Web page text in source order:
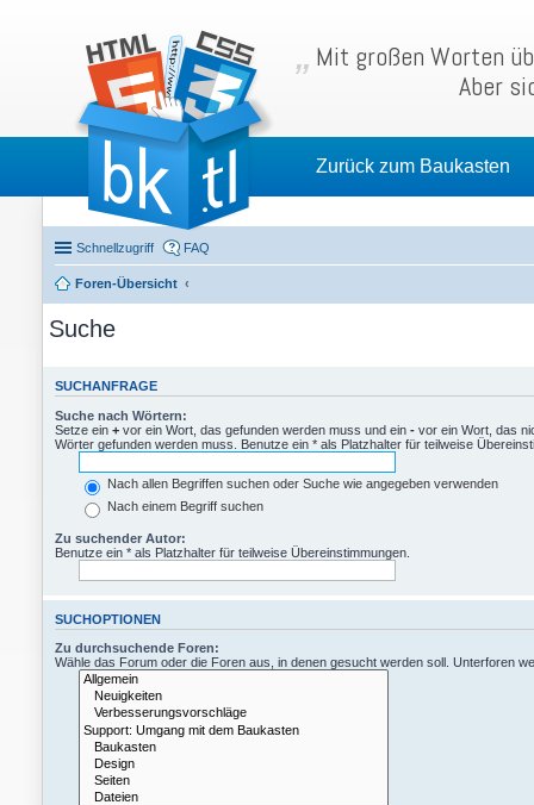
Mit großen Worten
Aber
Zurück zum Baukasten
Schnellzugriff FAQ
Foren-Übersicht
Suche
SUCHANFRAGE
Suche nach Wörtern:
Setze ein + vor ein Wort, das gefunden werden muss und ein - vor ein Wort, das
Wörter gefunden werden muss. Benutze ein * als Platzhalter für teilweise
Nach allen Begriffen suchen oder Suche wie angegeben verwenden
Nach einem Begriff suchen
Zu suchender Autor:
Benutze ein * als Platzhalter für teilweise Übereinstimmungen.
SUCHOPTIONEN
Zu durchsuchende Foren:
Wähle das Forum oder die Foren aus, in denen gesucht werden soll. Unterforen